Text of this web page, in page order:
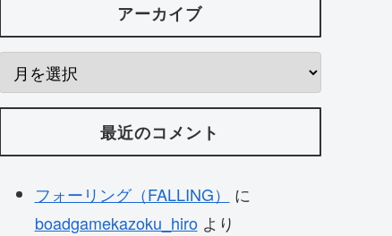
アーカイブ
最近のコメント
フォーリング（FALLING）
に
boadgamekazoku_hiroより